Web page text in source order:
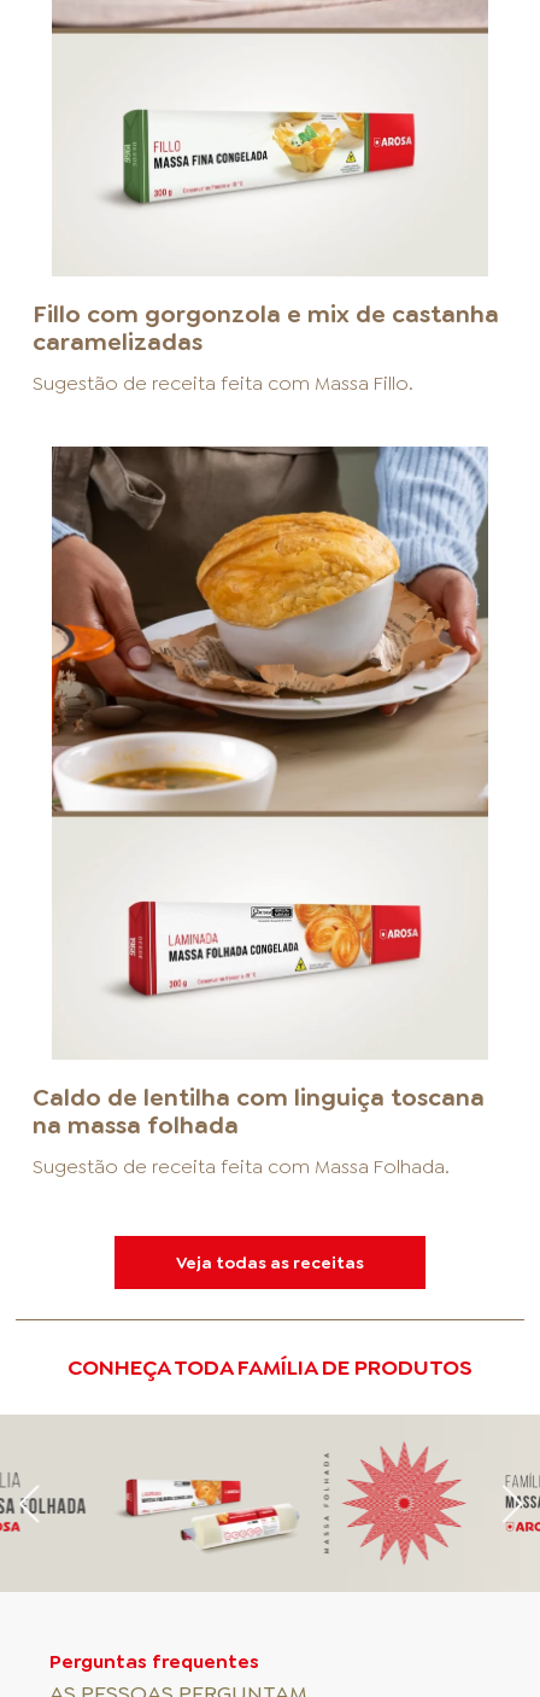
Fillo com gorgonzola e mix de castanha
caramelizadas
Sugestão de receita feita com Massa Fillo.
Caldo de lentilha com linguiça toscana
na massa folhada
Sugestão de receita feita com Massa Folhada.
Veja todas as receitas
CONHEÇA TODA FAMÍLIA DE PRODUTOS
Perguntas frequentes